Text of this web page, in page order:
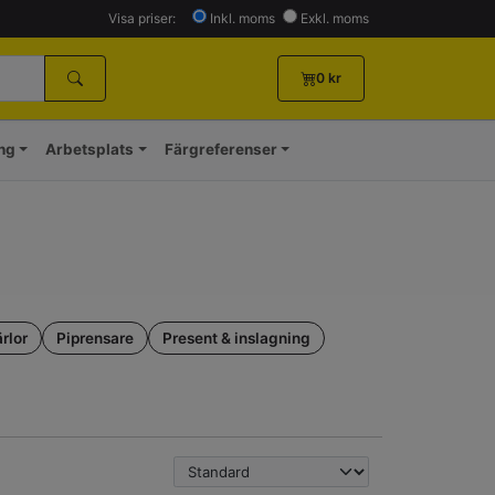
Visa priser: Inkl. moms Exkl. moms
0 kr
Arbetsplats Färgreferenser
Piprensare Present & inslagning